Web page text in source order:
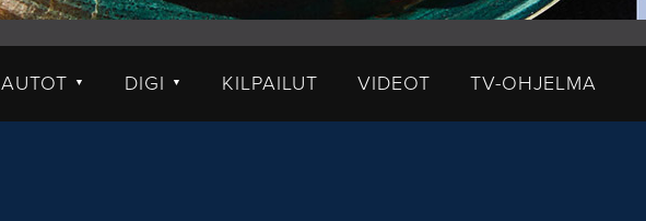
AUTOT ▼ DIGI ▼ KILPAILUT VIDEOT TV-OHJELMA